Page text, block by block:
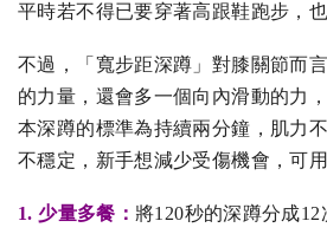
平時若不得已要穿著高跟鞋跑步，
不過，「寬步距深蹲」對膝關節而
的力量，還會多一個向內滑動的力
本深蹲的標準為持續兩分鐘，肌力
不穩定，新手想減少受傷機會，可
1. 少量多餐： 將120秒的深蹲分成